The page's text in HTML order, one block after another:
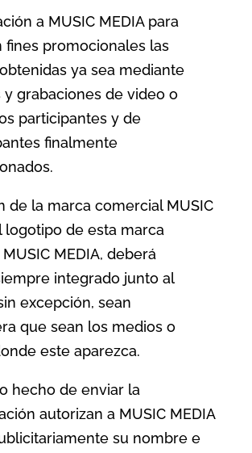
a MUSIC MEDIA para
fines promocionales las
ya sea mediante
y grabaciones de video o
participantes y de
finalmente
de la marca comercial MUSIC
logotipo de esta marca
MEDIA, deberá
integrado junto al
excepción, sean
que sean los medios o
este aparezca.
hecho de enviar la
autorizan a MUSIC MEDIA
su nombre e